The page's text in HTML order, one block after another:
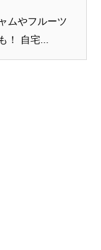
ムやフルーツ
！ 自宅...